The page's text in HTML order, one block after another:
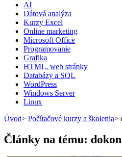
AI
Dátová analýza
Kurzy Excel
Online marketing
Microsoft Office
Programovanie
Grafika
HTML, web stránky
Databázy a SQL
WordPress
Windows Server
Linux
Úvod> Počítačové kurzy a školenia>
Články na tému: